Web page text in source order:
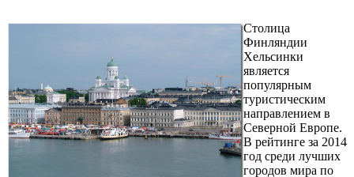
Столица
Финляндии
Хельсинки
является
популярным
туристическим
направлением в
Северной Европе.
В рейтинге за 2014
год среди лучших
городов мира по